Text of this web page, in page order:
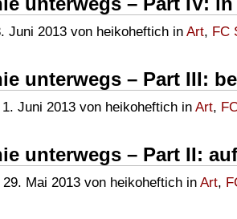
Juni 2013 von heikoheftich in Art, FC
unterwegs – Part III:
Juni 2013 von heikoheftich in Art,
unterwegs – Part II:
Mai 2013 von heikoheftich in Art,